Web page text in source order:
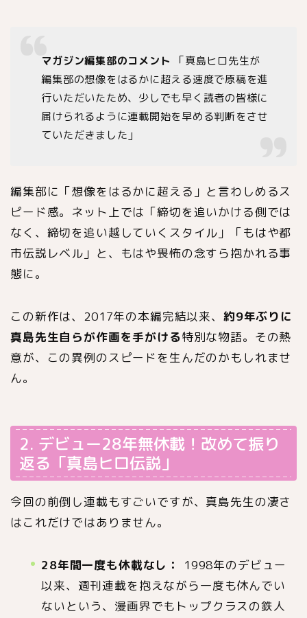
マガジン編集部のコメント
「真島ヒロ先生が
編集部の想像をはるかに超える速度で原稿を進
行いただいたため、少しでも早く読者の皆様に
届けられるように連載開始を早める判断をさせ
ていただきました」
編集部に「想像をはるかに超える」と言わしめるス
ピード感。ネット上では「締切を追いかける側では
なく、締切を追い越していくスタイル」「もはや都
市伝説レベル」と、もはや畏怖の念すら抱かれる事
態に。
この新作は、2017年の本編完結以来、 約9年ぶりに
真島先生自らが作画を手がける特別な物語。その熱
意が、この異例のスピードを生んだのかもしれませ
ん。
2. デビュー28年無休載！改めて振り
返る「真島ヒロ伝説」
今回の前倒し連載もすごいですが、真島先生の凄さ
はこれだけではありません。
28年間一度も休載なし：
1998年のデビュー
以来、週刊連載を抱えながら一度も休んでい
ないという、漫画界でもトップクラスの鉄人